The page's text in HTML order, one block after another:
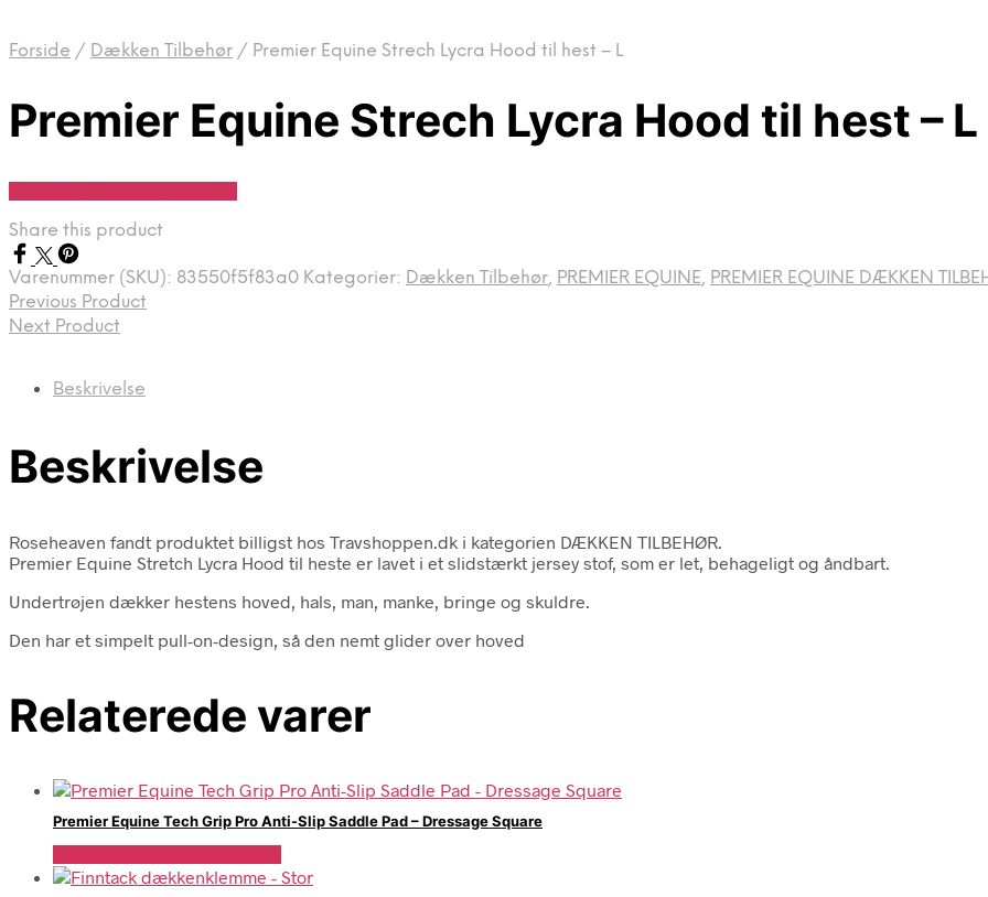
Forside / Dækken Tilbehør / Premier Equine Strech Lycra Hood til hest – L
Premier Equine Strech Lycra Hood til hest – L
Share this product
Varenummer (SKU): 83550f5f83a0 Kategorier: Dækken Tilbehør, PREMIER EQUINE, PREMIER EQUINE DÆKKEN
Previous Product
Next Product
Beskrivelse
Beskrivelse
Roseheaven fandt produktet billigst hos Travshoppen.dk i kategorien DÆKKEN TILBEHØR.
Premier Equine Stretch Lycra Hood til heste er lavet i et slidstærkt jersey stof, som er let, behageligt og åndbart.
Undertrøjen dækker hestens hoved, hals, man, manke, bringe og skuldre.
Den har et simpelt pull-on-design, så den nemt glider over hoved
Relaterede varer
Premier Equine Tech Grip Pro Anti-Slip Saddle Pad – Dressage Square